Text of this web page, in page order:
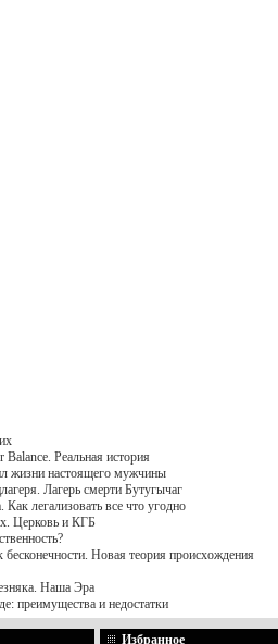
Balance. Реальная история
жизни настоящего мужчины
Лагерь смерти Бутугычаг
легализовать все что угодно
Церковь и КГБ
бесконечности. Новая теория происхождения
Наша Эра
преимущества и недостатки
Избранное